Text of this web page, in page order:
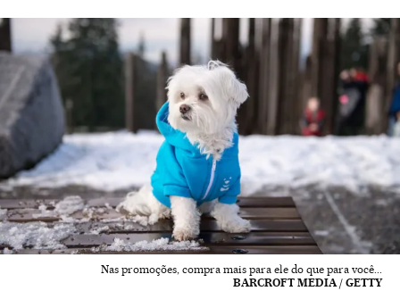
Nas promoções, compra mais para ele do que para você...
BARCROFT MEDIA / GETTY